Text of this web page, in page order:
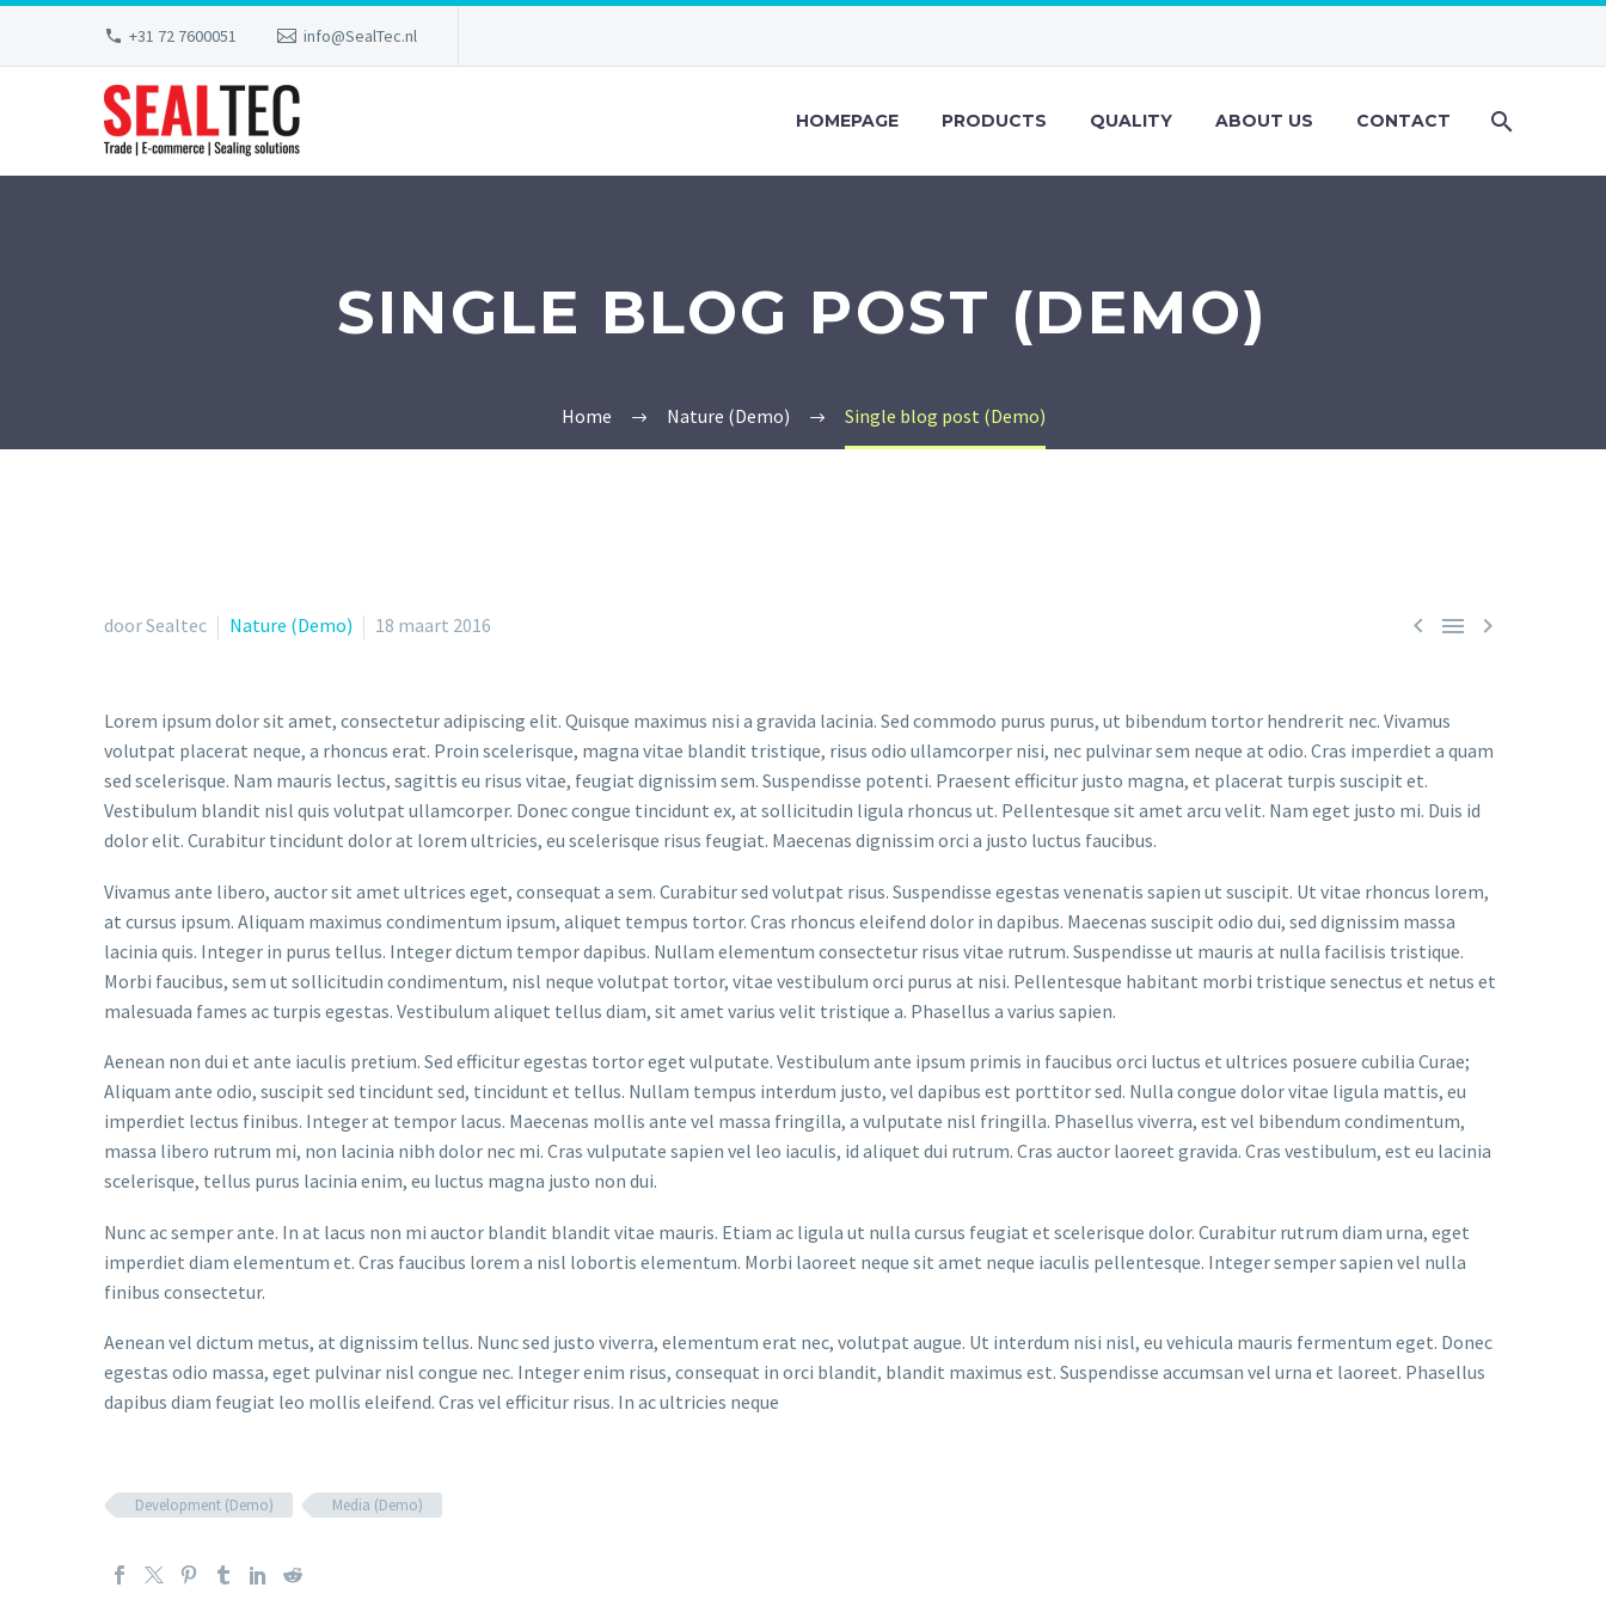
+31 72 7600051 info@SealTec.nl
HOMEPAGE PRODUCTS QUALITY ABOUT US CONTACT
SINGLE BLOG POST (DEMO)
Home Nature (Demo) Single blog post (Demo)
  
door Sealtec Nature (Demo) 18 maart 2016
Lorem ipsum dolor sit amet, consectetur adipiscing elit. Quisque maximus nisi a gravida lacinia. Sed commodo purus purus, ut bibendum tortor hendrerit nec. Vivamus
volutpat placerat neque, a rhoncus erat. Proin scelerisque, magna vitae blandit tristique, risus odio ullamcorper nisi, nec pulvinar sem neque at odio. Cras imperdiet a quam
sed scelerisque. Nam mauris lectus, sagittis eu risus vitae, feugiat dignissim sem. Suspendisse potenti. Praesent efficitur justo magna, et placerat turpis suscipit et.
Vestibulum blandit nisl quis volutpat ullamcorper. Donec congue tincidunt ex, at sollicitudin ligula rhoncus ut. Pellentesque sit amet arcu velit. Nam eget justo mi. Duis id
dolor elit. Curabitur tincidunt dolor at lorem ultricies, eu scelerisque risus feugiat. Maecenas dignissim orci a justo luctus faucibus.
Vivamus ante libero, auctor sit amet ultrices eget, consequat a sem. Curabitur sed volutpat risus. Suspendisse egestas venenatis sapien ut suscipit. Ut vitae rhoncus lorem,
at cursus ipsum. Aliquam maximus condimentum ipsum, aliquet tempus tortor. Cras rhoncus eleifend dolor in dapibus. Maecenas suscipit odio dui, sed dignissim massa
lacinia quis. Integer in purus tellus. Integer dictum tempor dapibus. Nullam elementum consectetur risus vitae rutrum. Suspendisse ut mauris at nulla facilisis tristique.
Morbi faucibus, sem ut sollicitudin condimentum, nisl neque volutpat tortor, vitae vestibulum orci purus at nisi. Pellentesque habitant morbi tristique senectus et netus et
malesuada fames ac turpis egestas. Vestibulum aliquet tellus diam, sit amet varius velit tristique a. Phasellus a varius sapien.
Aenean non dui et ante iaculis pretium. Sed efficitur egestas tortor eget vulputate. Vestibulum ante ipsum primis in faucibus orci luctus et ultrices posuere cubilia Curae;
Aliquam ante odio, suscipit sed tincidunt sed, tincidunt et tellus. Nullam tempus interdum justo, vel dapibus est porttitor sed. Nulla congue dolor vitae ligula mattis, eu
imperdiet lectus finibus. Integer at tempor lacus. Maecenas mollis ante vel massa fringilla, a vulputate nisl fringilla. Phasellus viverra, est vel bibendum condimentum,
massa libero rutrum mi, non lacinia nibh dolor nec mi. Cras vulputate sapien vel leo iaculis, id aliquet dui rutrum. Cras auctor laoreet gravida. Cras vestibulum, est eu lacinia
scelerisque, tellus purus lacinia enim, eu luctus magna justo non dui.
Nunc ac semper ante. In at lacus non mi auctor blandit blandit vitae mauris. Etiam ac ligula ut nulla cursus feugiat et scelerisque dolor. Curabitur rutrum diam urna, eget
imperdiet diam elementum et. Cras faucibus lorem a nisl lobortis elementum. Morbi laoreet neque sit amet neque iaculis pellentesque. Integer semper sapien vel nulla
finibus consectetur.
Aenean vel dictum metus, at dignissim tellus. Nunc sed justo viverra, elementum erat nec, volutpat augue. Ut interdum nisi nisl, eu vehicula mauris fermentum eget. Donec
egestas odio massa, eget pulvinar nisl congue nec. Integer enim risus, consequat in orci blandit, blandit maximus est. Suspendisse accumsan vel urna et laoreet. Phasellus
dapibus diam feugiat leo mollis eleifend. Cras vel efficitur risus. In ac ultricies neque
Development (Demo) Media (Demo)